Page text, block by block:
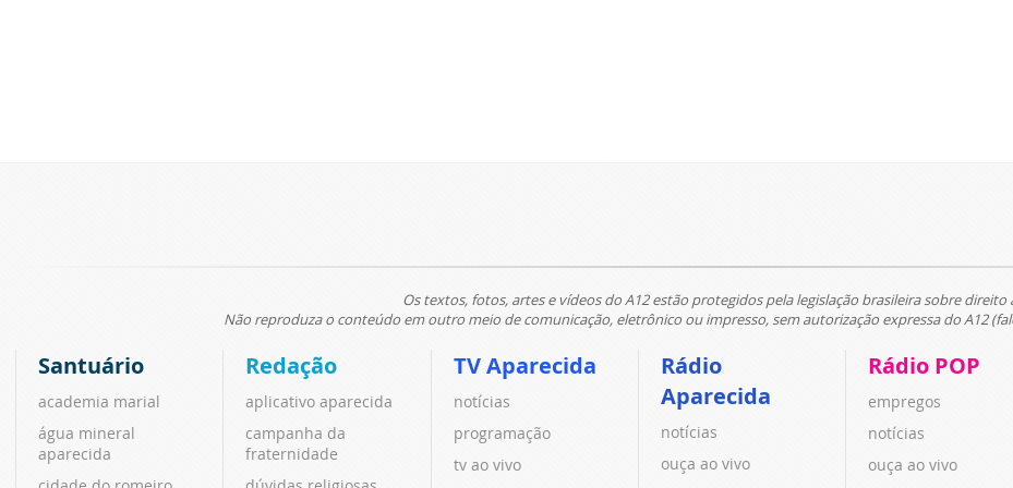
Os textos, fotos, artes e vídeos do A12 estão protegidos pela legislação brasileira sobre direito
Não reproduza o conteúdo em outro meio de comunicação, eletrônico ou impresso, sem autorização expressa do A12
Santuário
academia marial
água mineral
aparecida
Redação
aplicativo aparecida
campanha da
fraternidade
TV Aparecida
notícias
programação
tv ao vivo
Rádio
Aparecida
notícias
ouça ao vivo
Rádio POP
empregos
notícias
ouça ao vivo